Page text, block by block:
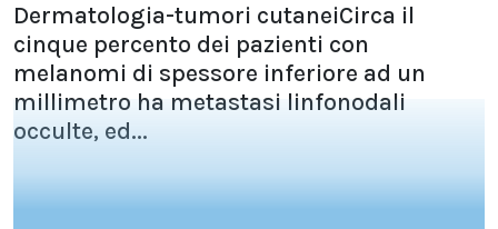
Dermatologia-tumori cutaneiCirca il
cinque percento dei pazienti con
melanomi di spessore inferiore ad un
millimetro ha metastasi linfonodali
occulte, ed...